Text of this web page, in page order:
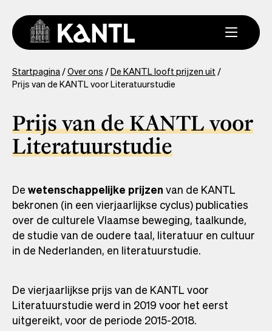
naar
inhoud
gaan
You
are
Startpagina Over ons De KANTL looft prijzen uit
Prijs van de KANTL voor Literatuurstudie
Prijs van de KANTL voor
Literatuurstudie
Dewetenschappelijke prijzenvan de KANTL
bekronen (in een vierjaarlijkse cyclus) publicaties
over de culturele Vlaamse beweging, taalkunde,
de studie van de oudere taal, literatuur en cultuur
in de Nederlanden, en literatuurstudie.
De vierjaarlijkse prijs van de KANTL voor
Literatuurstudie werd in 2019 voor het eerst
uitgereikt, voor de periode 2015-2018.